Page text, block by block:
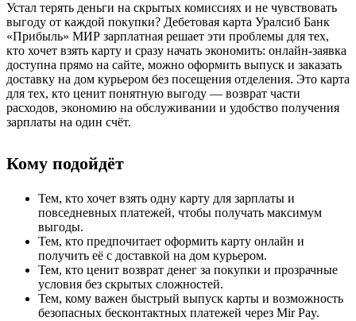
Устал терять деньги на скрытых комиссиях и не чувствовать
выгоду от каждой покупки? Дебетовая карта Уралсиб Банк
«Прибыль» МИР зарплатная решает эти проблемы для тех,
кто хочет взять карту и сразу начать экономить: онлайн-заявка
доступна прямо на сайте, можно оформить выпуск и заказать
доставку на дом курьером без посещения отделения. Это карта
для тех, кто ценит понятную выгоду — возврат части
расходов, экономию на обслуживании и удобство получения
зарплаты на один счёт.
Кому подойдёт
Тем, кто хочет взять одну карту для зарплаты и
повседневных платежей, чтобы получать максимум
выгоды.
Тем, кто предпочитает оформить карту онлайн и
получить её с доставкой на дом курьером.
Тем, кто ценит возврат денег за покупки и прозрачные
условия без скрытых сложностей.
Тем, кому важен быстрый выпуск карты и возможность
безопасных бесконтактных платежей через Mir Pay.